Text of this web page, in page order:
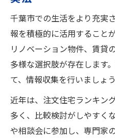
千葉市での生活をより充実
報を積極的に活用すること
リノベーション物件、賃貸
多様な選択肢が存在します
て、情報収集を行いましょう
近年は、注文住宅ランキン
多く、比較検討がしやすく
や相談会に参加し、専門家